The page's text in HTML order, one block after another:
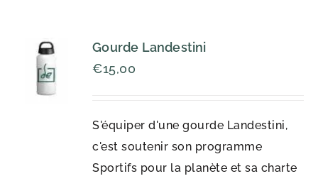
Gourde Landestini
€15,00
S'équiper d'une gourde Landestini,
c'est soutenir son programme
Sportifs pour la planète et sa charte